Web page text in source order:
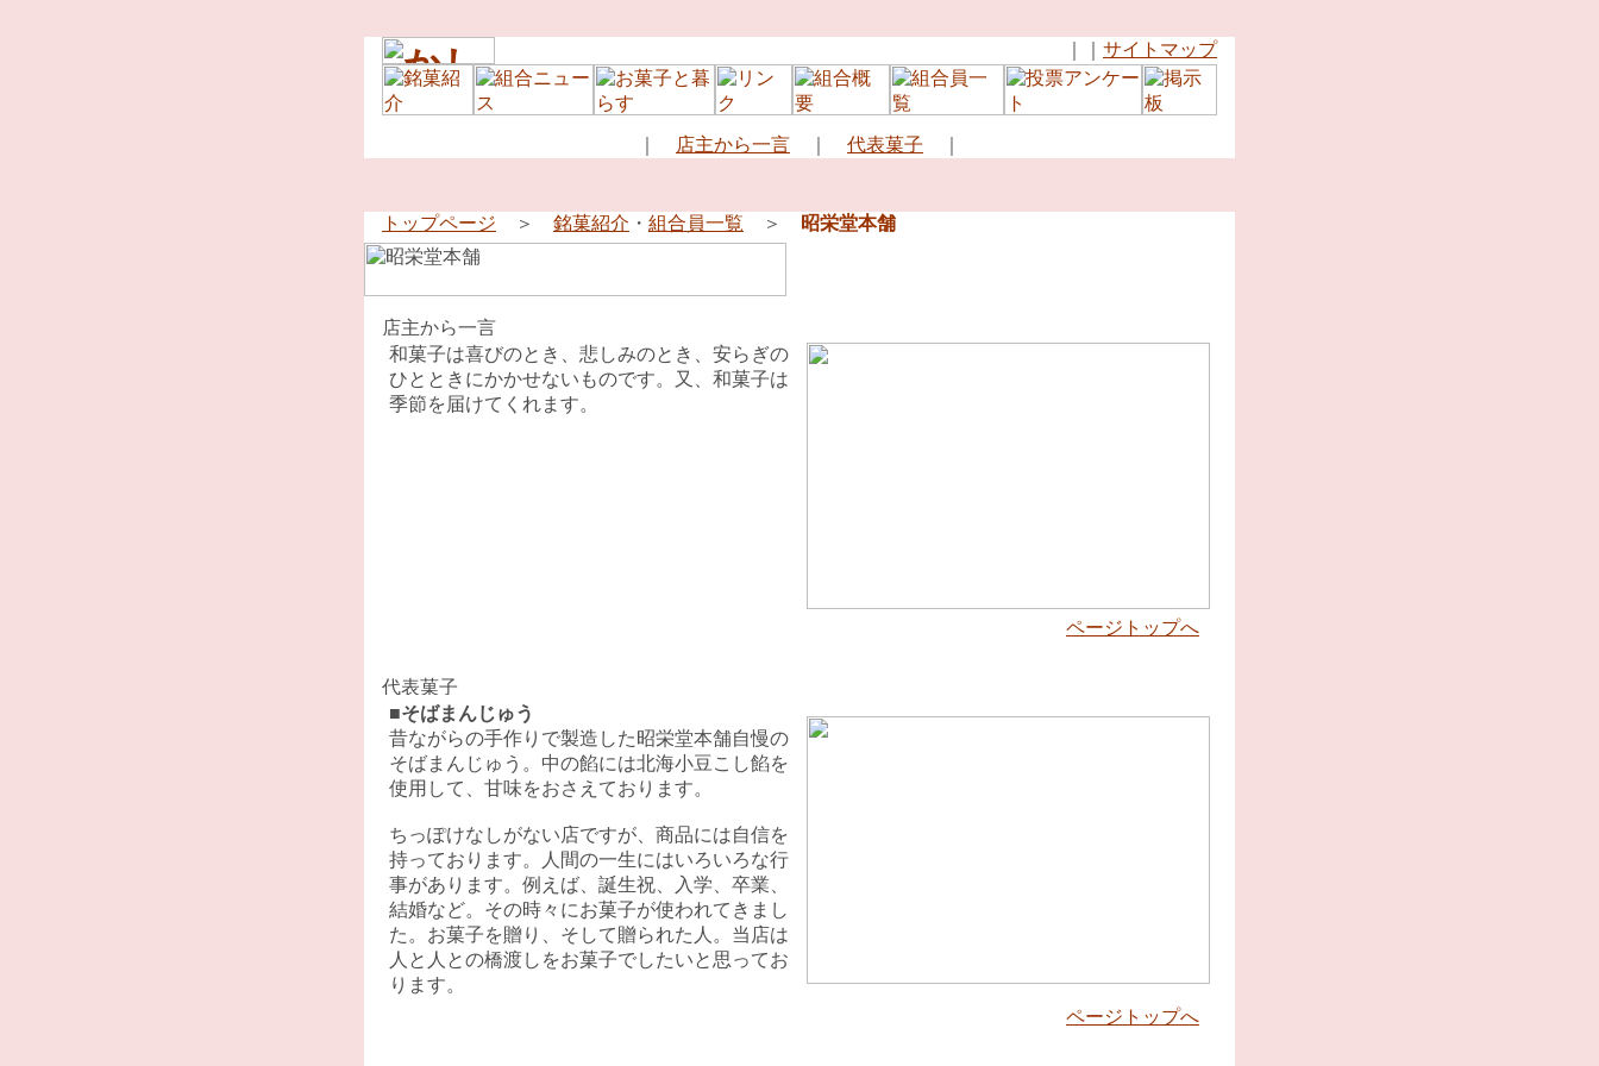
サイトマップ
店主から一言 代表菓子
トップページ ＞ 銘菓紹介 ・ 組合員一覧 ＞ 昭栄堂本舗
和菓子は喜びのとき、悲しみのとき、安らぎの
ひとときにかかせないものです。又、和菓子は
季節を届けてくれます。
ページトップへ
■そばまんじゅう
昔ながらの手作りで製造した昭栄堂本舗自慢の
そばまんじゅう。中の餡には北海小豆こし餡を
使用して、甘味をおさえております。
ちっぽけなしがない店ですが、商品には自信を
持っております。人間の一生にはいろいろな行
事があります。例えば、誕生祝、入学、卒業、
結婚など。その時々にお菓子が使われてきまし
た。お菓子を贈り、そして贈られた人。当店は
人と人との橋渡しをお菓子でしたいと思ってお
ります。
ページトップへ